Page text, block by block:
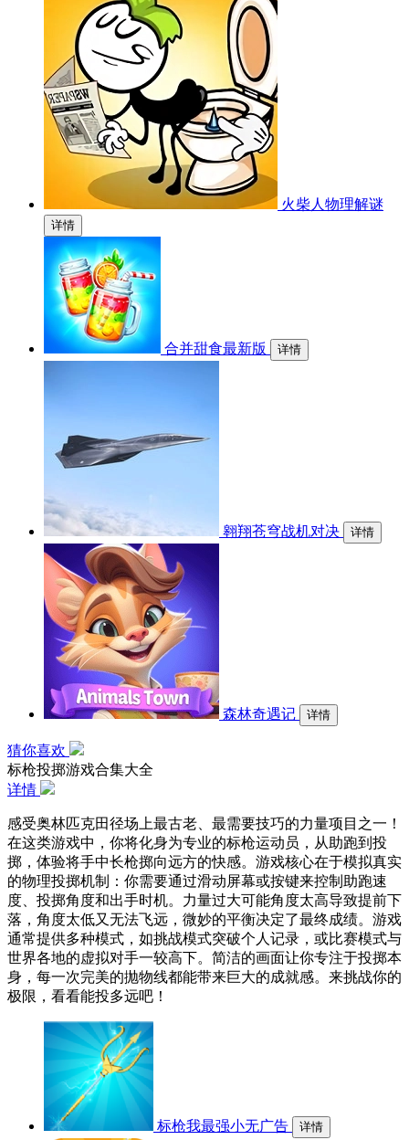
火柴人物理解谜
详情
合并甜食最新版 详情
翱翔苍穹战机对决 详情
森林奇遇记 详情
猜你喜欢
标枪投掷游戏合集大全
详情
感受奥林匹克田径场上最古老、最需要技巧的力量项目之一！
在这类游戏中，你将化身为专业的标枪运动员，从助跑到投
掷，体验将手中长枪掷向远方的快感。游戏核心在于模拟真实
的物理投掷机制：你需要通过滑动屏幕或按键来控制助跑速
度、投掷角度和出手时机。力量过大可能角度太高导致提前下
落，角度太低又无法飞远，微妙的平衡决定了最终成绩。游戏
通常提供多种模式，如挑战模式突破个人记录，或比赛模式与
世界各地的虚拟对手一较高下。简洁的画面让你专注于投掷本
身，每一次完美的抛物线都能带来巨大的成就感。来挑战你的
极限，看看能投多远吧！
标枪我最强小无广告 详情